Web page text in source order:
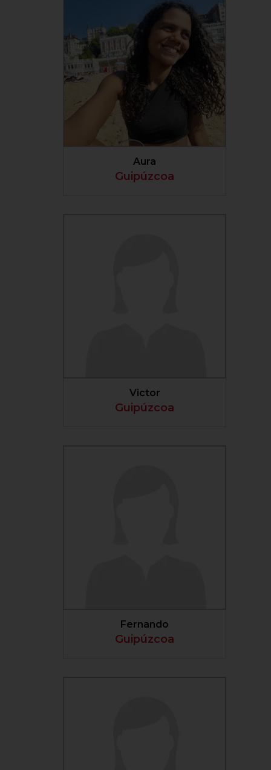
VER PERFIL
Aura
Guipúzcoa
Victor
Guipúzcoa
Fernando
Guipúzcoa